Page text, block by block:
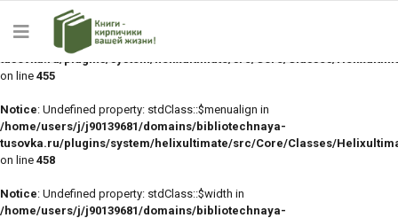
Notice
: Undefined property: stdClass::$width in
/home/users/j/j90139681/domains/bibliotechnaya-
tusovka.ru/plugins/system/helixultimate/src/Core/Classes/
on line 455
Notice: Undefined property: stdClass::$menualign in
/home/users/j/j90139681/domains/bibliotechnaya-
tusovka.ru/plugins/system/helixultimate/src/Core/Classes/
on line 458
Notice: Undefined property: stdClass::$width in
/home/users/j/j90139681/domains/bibliotechnaya-